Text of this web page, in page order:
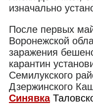
изначально
После первых
Воронежской
заражения
карантин
Семилукского
Дзержинского
Синявка